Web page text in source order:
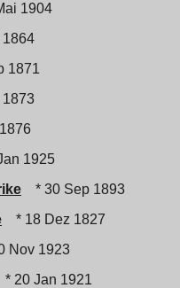
1904
1864
1871
1873
1925
* 30 Sep 1893
* 18 Dez 1827
Nov 1923
* 20 Jan 1921